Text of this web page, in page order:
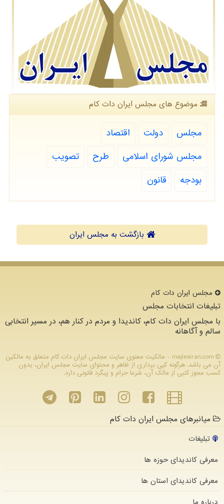
موضوع های مجلس ایران دات كام
مجلس دولت
اقتصاد
مجلس شورای اسلامی
طرح
تصویب
بودجه
قانون
بازگشت به مجلس ایران
مجلس ایران دات كام
تبلیغات انتخابات مجلس
با مجلس ایران دات کام، کاندیدا و مردم در کنار هم، در مسیر انتخابی
سالم و آگاهانه
majlesiran.com - مالکیت معنوی سایت مجلس ایران دات كام متعلق به مالکین
آن می باشد. هرگونه کپی برداری از ظاهر و محتوای سایت مجلس ایران، بدون
کسب مجوز کتبی از مالک آن، شرعا حرام و پیگرد قانونی دارد.
میانبرهای مجلس ایران دات کام
تبلیغات
معرفی کاندیدای حوزه ها
معرفی کاندیدای استان ها